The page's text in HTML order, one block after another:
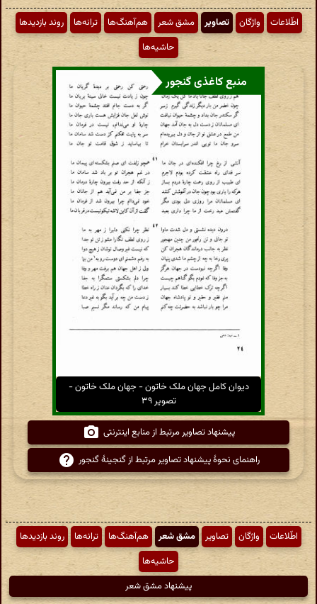
اطّلاعات واژگان تصاویر مشق شعر هم‌آهنگ‌ها ترانه‌ها
روند بازدیدها
حاشیه‌ها
منبع کاغذی گنجور
دیوان کامل جهان ملک خاتون - جهان ملک خاتون -
تصویر ۳۹
پیشنهاد تصاویر مرتبط از منابع اینترنتی
راهنمای نحوهٔ پیشنهاد تصاویر مرتبط از گنجینهٔ گنجور
اطّلاعات واژگان تصاویر مشق شعر هم‌آهنگ‌ها ترانه‌ها
روند بازدیدها
حاشیه‌ها
پیشنهاد مشق شعر